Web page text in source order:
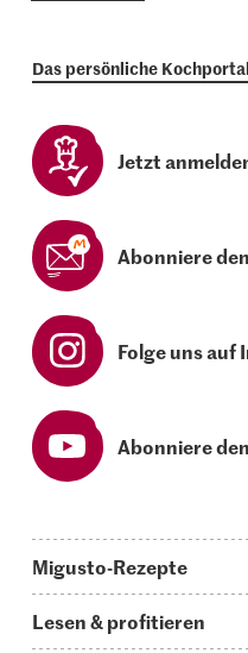
Das persönliche
Jetzt
Abonniere
Folge uns auf
Abonniere
Migusto-Rezepte
Lesen & profitieren